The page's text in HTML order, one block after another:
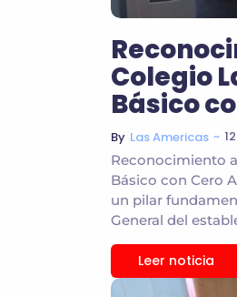
Colegio
Básico
By Las Americas ~
Reconocimiento
Básico con Cero
un pilar
General del
Leer noticia